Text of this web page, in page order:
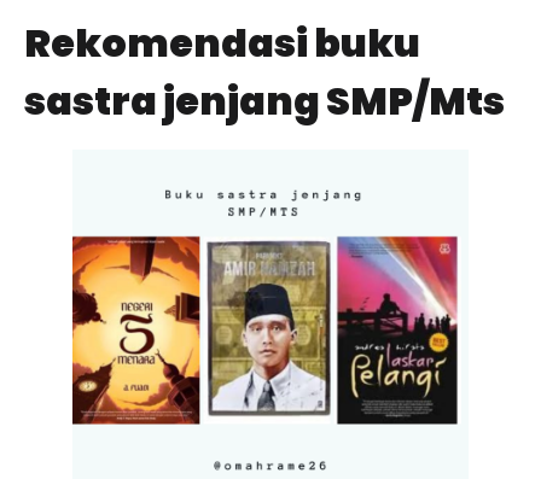
Rekomendasi buku
sastra jenjang SMP/Mts